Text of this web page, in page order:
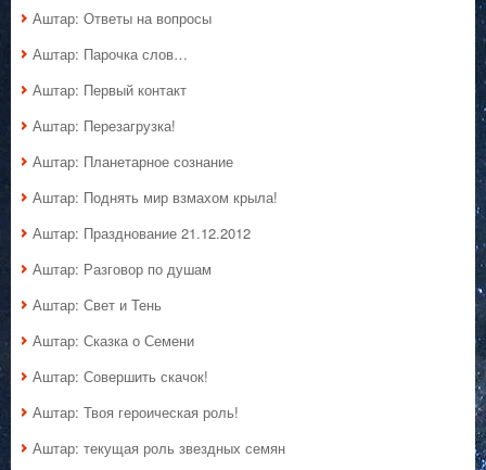
Аштар: Ответы на вопросы
Аштар: Парочка слов…
Аштар: Первый контакт
Аштар: Перезагрузка!
Аштар: Планетарное сознание
Аштар: Поднять мир взмахом крыла!
Аштар: Празднование 21.12.2012
Аштар: Разговор по душам
Аштар: Свет и Тень
Аштар: Сказка о Семени
Аштар: Совершить скачок!
Аштар: Твоя героическая роль!
Аштар: текущая роль звездных семян